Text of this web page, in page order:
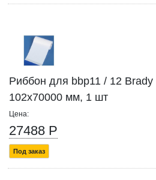
Риббон для bbp11 / 12
102x70000 мм, 1 шт
Цена:
27488 Р
Под заказ